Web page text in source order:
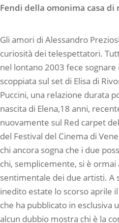
Fendi della omonima casa di
Gli amori di Alessandro
curiosità dei telespettatori.
nel lontano 2003 fece sognare
scoppiata sul set di Elisa di
Puccini, una relazione durata
nascita di Elena,18 anni,
nuovamente sul Red carpet
del Festival del Cinema di
chi ancora sogna che i due
chi, semplicemente, si è ormai
sentimentale dei due artisti. A
inedito estate lo scorso aprile
che ha pubblicato in esclusiva
alcun dubbio mostra chi è la